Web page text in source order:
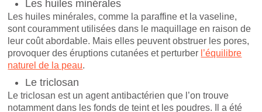
Les huiles minérales
Les huiles minérales, comme la paraffine et la vaseline,
sont couramment utilisées dans le maquillage en raison de
leur coût abordable. Mais elles peuvent obstruer les pores,
provoquer des éruptions cutanées et perturber l’équilibre
naturel de la peau.
Le triclosan
Le triclosan est un agent antibactérien que l’on trouve
notamment dans les fonds de teint et les poudres. Il a été